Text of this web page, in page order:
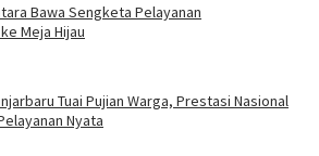
Bawa Sengketa Pelayanan
Meja Hijau
Tuai Pujian Warga, Prestasi Nasional
Nyata